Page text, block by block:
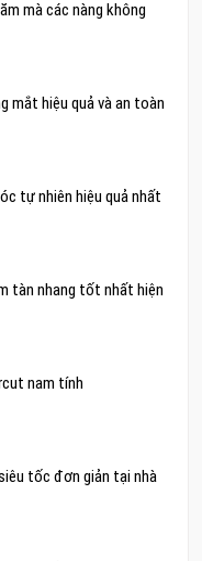
mà các nàng không
mắt hiệu quả và an toàn
tự nhiên hiệu quả nhất
tàn nhang tốt nhất hiện
nam tính
tốc đơn giản tại nhà